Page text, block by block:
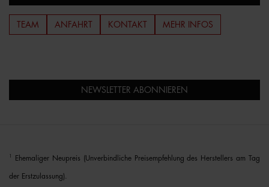
TEAM ANFAHRT KONTAKT MEHR INFOS
NEWSLETTER ABONNIEREN
Ehemaliger Neupreis (Unverbindliche Preisempfehlung des Herstellers am Tag
der Erstzulassung).